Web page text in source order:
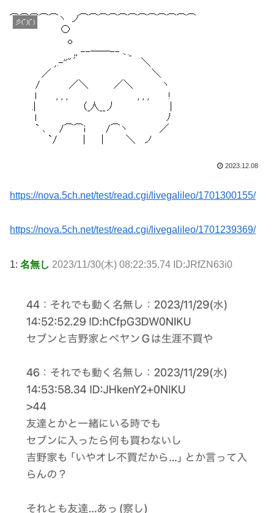
彡(ﾟ)(ﾟ)
2023.12.08
https://nova.5ch.net/test/read.cgi/livegalileo/1701300155/
https://nova.5ch.net/test/read.cgi/livegalileo/1701239369/
1: 名無し 2023/11/30(木) 08:22:35.74 ID:JRfZN63i0